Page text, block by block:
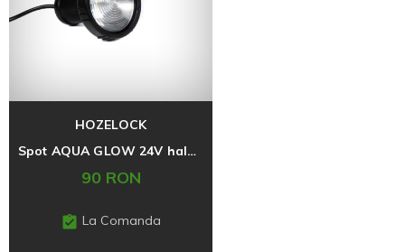
HOZELOCK
Spot AQUA GLOW 24V halogen
90 RON
La Comanda